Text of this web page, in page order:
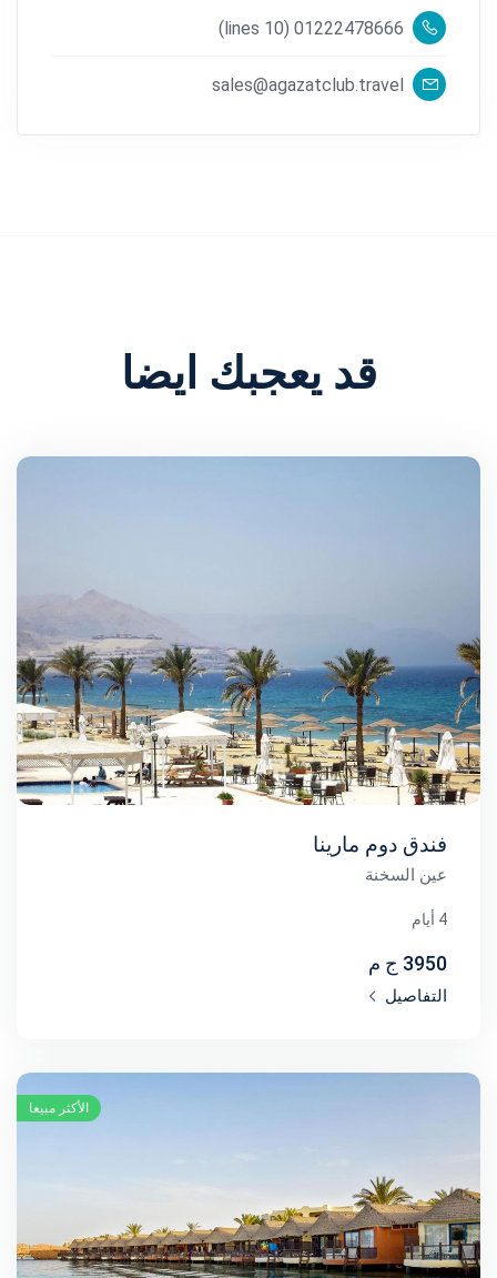
01222478666 (10 lines)
sales@agazatclub.travel
قد يعجبك ايضا
فندق دوم مارينا
عين السخنة
4 أيام
3950 ج م
التفاصيل
الأكثر مبيعا